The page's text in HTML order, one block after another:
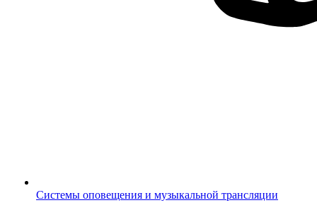
Системы оповещения и музыкальной трансляции